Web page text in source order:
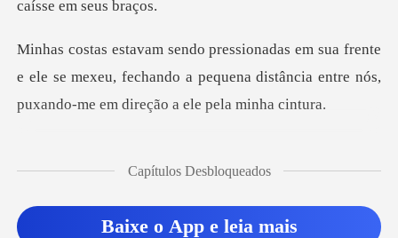
te
e ele se mexeu, fechando a pequena distância entr
Capítulos Desbloqueados
Baixe o App e leia mais